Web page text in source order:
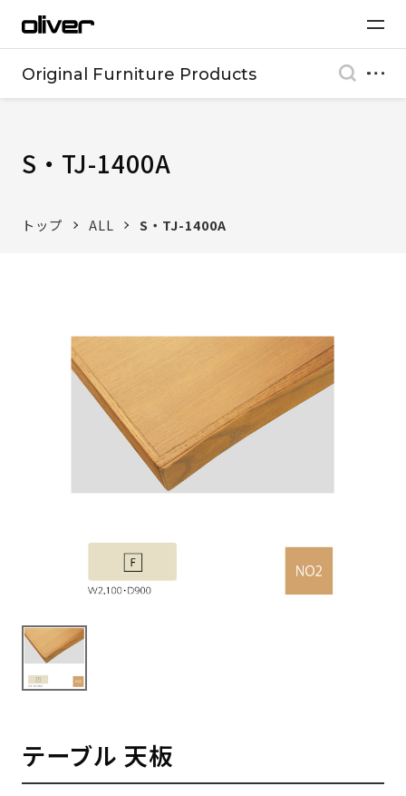
Original Furniture Products
S・TJ-1400A
トップ ALL S・TJ-1400A
テーブル 天板